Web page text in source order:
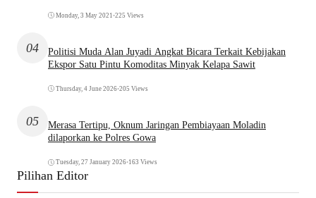
Monday, 3 May 2021 •225 Views
04
Politisi Muda Alan Juyadi Angkat Bicara Terkait Kebijakan
Ekspor Satu Pintu Komoditas Minyak Kelapa Sawit
Thursday, 4 June 2026•205 Views
05
Merasa Tertipu, Oknum Jaringan Pembiayaan Moladin
dilaporkan ke Polres Gowa
Tuesday, 27 January 2026•163 Views
Pilihan Editor